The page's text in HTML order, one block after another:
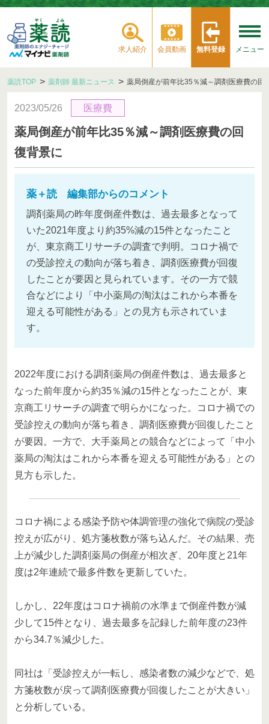
求人紹介 会員動画 無料登録 メニュー
薬読TOP 薬剤師 最新ニュース 薬局倒産が前年比35％減～調剤医療費の回
2023/05/26 医療費
薬局倒産が前年比35％減～調剤医療費の回
復背景に
薬＋読 編集部からのコメント
調剤薬局の昨年度倒産件数は、過去最多となって
いた2021年度より約35%減の15件となったこと
が、東京商工リサーチの調査で判明。コロナ禍で
の受診控えの動向が落ち着き、調剤医療費が回復
したことが要因と見られています。その一方で競
合などにより「中小薬局の淘汰はこれから本番を
迎える可能性がある」との見方も示されていま
す。
2022年度における調剤薬局の倒産件数は、過去最多と
なった前年度から約35％減の15件となったことが、東
京商工リサーチの調査で明らかになった。コロナ禍での
受診控えの動向が落ち着き、調剤医療費が回復したこと
が要因。一方で、大手薬局との競合などによって「中小
薬局の淘汰はこれから本番を迎える可能性がある」との
見方も示した。
コロナ禍による感染予防や体調管理の強化で病院の受診
控えが広がり、処方箋枚数が落ち込んだ。その結果、売
上が減少した調剤薬局の倒産が相次ぎ、20年度と21年
度は2年連続で最多件数を更新していた。
しかし、22年度はコロナ禍前の水準まで倒産件数が減
少して15件となり、過去最多を記録した前年度の23件
から34.7％減少した。
同社は「受診控えが一転し、感染者数の減少などで、処
方箋枚数が戻って調剤医療費が回復したことが大きい」
と分析している。